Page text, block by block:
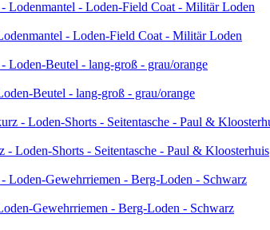
- Loden-Field Coat - Militär Loden
Beutel - lang-groß - grau/orange
- Loden-Shorts - Seitentasche - Paul & Kloosterhuis
Gewehrriemen - Berg-Loden - Schwarz